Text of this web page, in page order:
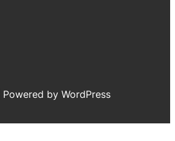
Powered by WordPress